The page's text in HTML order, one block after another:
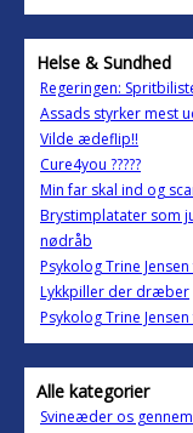
Helse & Sundhed
Regeringen:
Assads styrker mest
Vilde ædeflip!!
Cure4you ?????
Min far skal ind og
Brystimplatater som
nødråb
Psykolog Trine
Lykkpiller der dræber
Psykolog Trine
Alle kategorier
Svineæder os